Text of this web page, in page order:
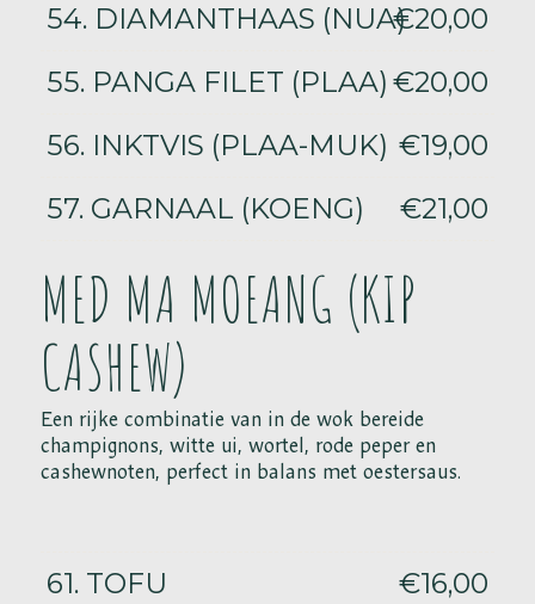
54. DIAMANTHAAS (NUA)€20,00
55. PANGA FILET (PLAA) €20,00
56. INKTVIS (PLAA-MUK) €19,00
57. GARNAAL (KOENG)
€21,00
MED MA MOEANG (KIP
CASHEW)
Een rijke combinatie van in de wok bereide
champignons, witte ui, wortel, rode peper en
cashewnoten, perfect in balans met oestersaus.
61. TOFU €16,00